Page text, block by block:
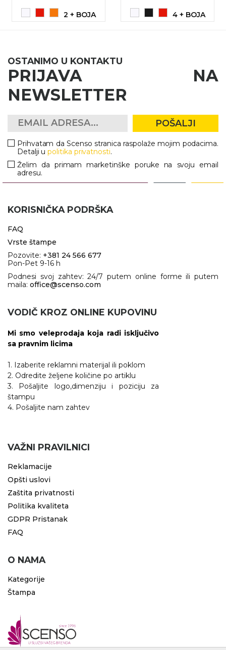
2 + BOJA 4 + BOJA
OSTANIMO U KONTAKTU
PRIJAVA NA
NEWSLETTER
POŠALJI
Prihvatam da Scenso stranica raspolaže mojim podacima.
Detalji upolitika privatnosti.
Želim da primam marketinške poruke na svoju email
adresu.
KORISNIČKA PODRŠKA
FAQ
Vrste štampe
Pozovite: +381 24 566 677
Pon-Pet 9-16 h
Podnesi svoj zahtev: 24/7 putem online forme ili putem
maila: office@scenso.com
VODIČ KROZ ONLINE KUPOVINU
Mi smo veleprodaja koja radi isključivo
sa pravnim licima
1. Izaberite reklamni materijal ili poklom
2. Odredite željene količine po artiklu
3. Pošaljite logo,dimenziju i poziciju za
štampu
4. Pošaljite nam zahtev
VAŽNI PRAVILNICI
Reklamacije
Opšti uslovi
Zaštita privatnosti
Politika kvaliteta
GDPR Pristanak
FAQ
O NAMA
Kategorije
Štampa